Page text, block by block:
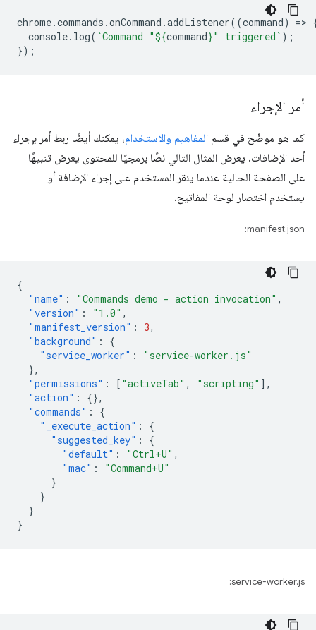
chrome.commands .onCommand .addListener((command) =>
console. log( `Command "${command}" triggered` );
});
أمر الإجراء
كما هو موضّح في قسم المفاهيم والاستخدام، يمكنك أيضًا ربط أمر بإجراء
أحد الإضافات. يعرض المثال التالي نصًا برمجيًا للمحتوى يعرض تنبيهًا
على الصفحة الحالية عندما ينقر المستخدم على إجراء الإضافة أو
يستخدم اختصار لوحة المفاتيح.
manifest.json:
{
"name" : "Commands demo - action invocation" ,
"version" : "1.0" ,
"manifest_version" : 3,
"background" :
{
"service_worker" :
"service-worker.js"
},
"permissions" : [ "activeTab" , "scripting" ],
"action" :
{},
"commands" :
{
"_execute_action" :
{
"suggested_key" :
{
"default" : "Ctrl+U" ,
"mac" :
"Command+U"
}
}
}
}
service-worker.js: